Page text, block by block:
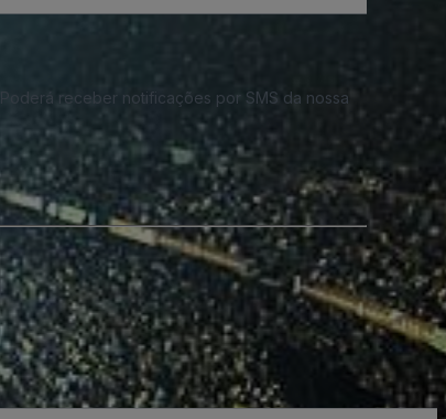
. Poderá receber notificações por SMS da nossa